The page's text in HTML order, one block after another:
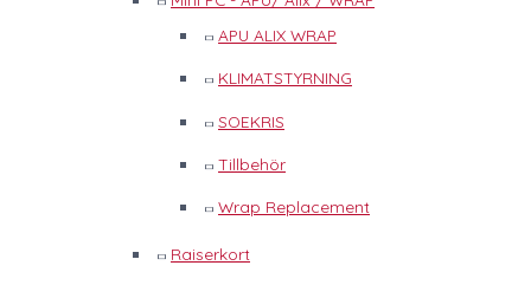
APU ALIX WRAP
KLIMATSTYRNING
SOEKRIS
Tillbehör
Wrap Replacement
Raiserkort